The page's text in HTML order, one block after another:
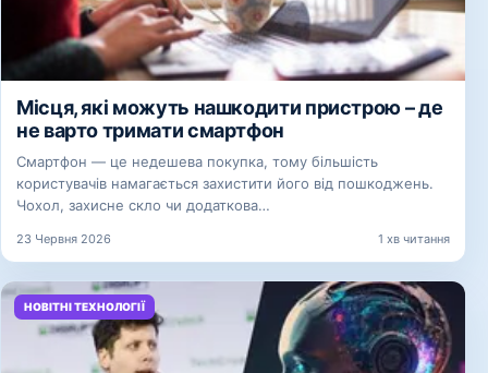
Місця, які можуть нашкодити пристрою – де
не варто тримати смартфон
Смартфон — це недешева покупка, тому більшість
користувачів намагається захистити його від пошкоджень.
Чохол, захисне скло чи додаткова…
23 Червня 2026 1 хв читання
НОВІТНІ ТЕХНОЛОГІЇ